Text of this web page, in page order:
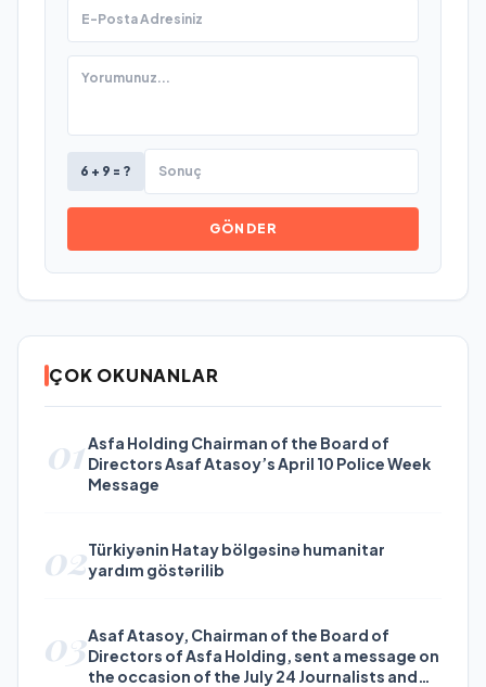
6 + 9 = ?
GÖNDER
ÇOK OKUNANLAR
01Asfa Holding Chairman of the Board of
Directors Asaf Atasoy’s April 10 Police Week
Message
02Türkiyənin Hatay bölgəsinə humanitar
yardım göstərilib
03Asaf Atasoy, Chairman of the Board of
Directors of Asfa Holding, sent a message on
the occasion of the July 24 Journalists and